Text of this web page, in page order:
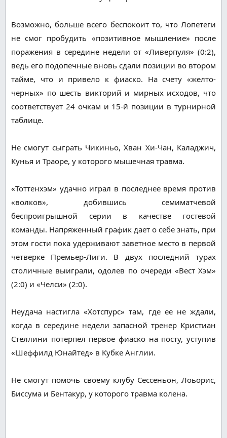
Возможно, больше всего беспокоит то, что Лопетеги
не смог пробудить «позитивное мышление» после
поражения в середине недели от «Ливерпуля» (0:2),
ведь его подопечные вновь сдали позиции во втором
тайме, что и привело к фиаско. На счету «желто-
черных» по шесть викторий и мирных исходов, что
соответствует 24 очкам и 15-й позиции в турнирной
таблице.
Не смогут сыграть Чикиньо, Хван Хи-Чан, Каладжич,
Кунья и Траоре, у которого мышечная травма.
«Тоттенхэм» удачно играл в последнее время против
«волков», добившись семиматчевой
беспроигрышной серии в качестве гостевой
команды. Напряженный график дает о себе знать, при
этом гости пока удерживают заветное место в первой
четверке Премьер-Лиги. В двух последний турах
столичные выиграли, одолев по очереди «Вест Хэм»
(2:0) и «Челси» (2:0).
Неудача настигла «Хотспурс» там, где ее не ждали,
когда в середине недели запасной тренер Кристиан
Стеллини потерпел первое фиаско на посту, уступив
«Шеффилд Юнайтед» в Кубке Англии.
Не смогут помочь своему клубу Сессеньон, Лоьорис,
Биссума и Бентакур, у которого травма колена.